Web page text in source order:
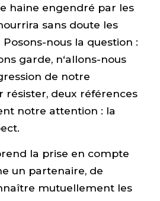
haine engendré par les
sans doute les
nous la question :
garde, n‘allons-nous
de notre
résister, deux références
notre attention : la
la prise en compte
un partenaire, de
mutuellement les